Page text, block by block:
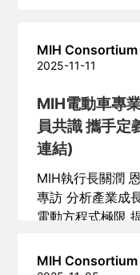
MIH Consortium
2025-11-11
MIH電動車專
員共識 攜手定
連結)
MIH執行長關潤
專訪 分析產業成
電動方程式極限
MIH Consortium